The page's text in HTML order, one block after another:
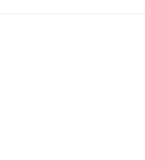
ist